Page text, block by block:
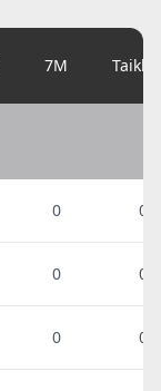
7M
0 0%
0 0%
0 0%